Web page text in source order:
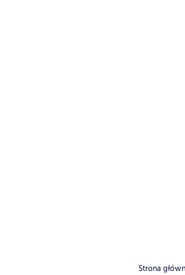
Strona